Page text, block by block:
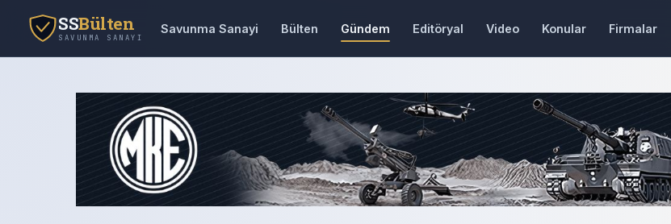
SSBülten
SAVUNMA SANAYI
Savunma Sanayi Bülten Gündem Editöryal Video Konular Firmalar